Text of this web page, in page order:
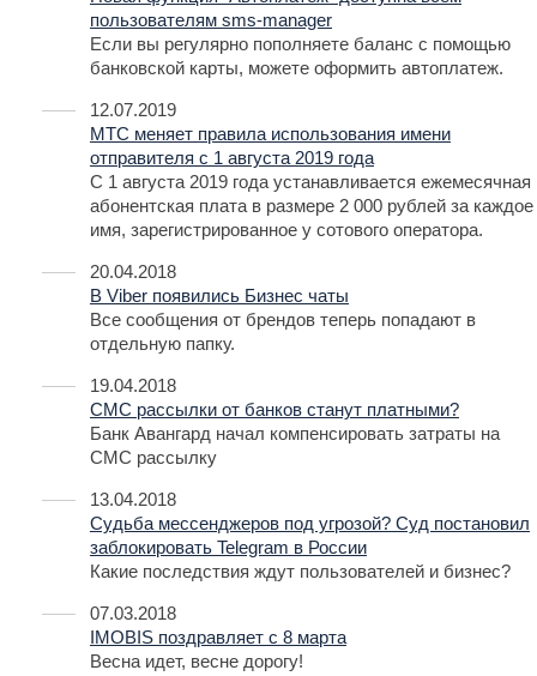
пользователям sms-manager
Если вы регулярно пополняете баланс с помощью
банковской карты, можете оформить автоплатеж.
12.07.2019
МТС меняет правила использования имени
отправителя с 1 августа 2019 года
С 1 августа 2019 года устанавливается ежемесячная
абонентская плата в размере 2 000 рублей за каждое
имя, зарегистрированное у сотового оператора.
20.04.2018
В Viber появились Бизнес чаты
Все сообщения от брендов теперь попадают в
отдельную папку.
19.04.2018
СМС рассылки от банков станут платными?
Банк Авангард начал компенсировать затраты на
СМС рассылку
13.04.2018
Судьба мессенджеров под угрозой? Суд постановил
заблокировать Telegram в России
Какие последствия ждут пользователей и бизнес?
07.03.2018
IMOBIS поздравляет с 8 марта
Весна идет, весне дорогу!